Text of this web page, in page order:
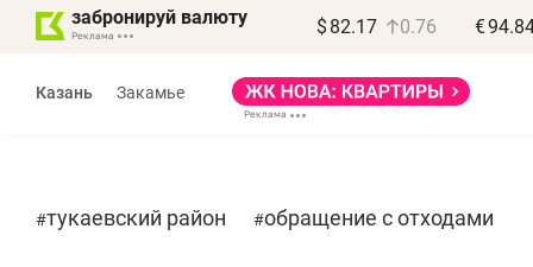
забронируй валюту $ 82.17 0.76 €
Казань Закамье
#тукаевский район #обращение с отходами